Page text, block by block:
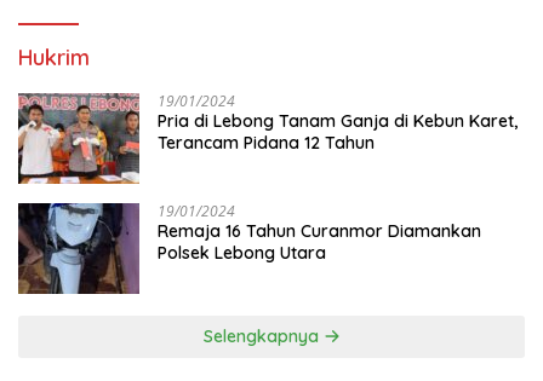
Hukrim
19/01/2024
Pria di Lebong Tanam Ganja di Kebun Karet,
Terancam Pidana 12 Tahun
19/01/2024
Remaja 16 Tahun Curanmor Diamankan
Polsek Lebong Utara
Selengkapnya